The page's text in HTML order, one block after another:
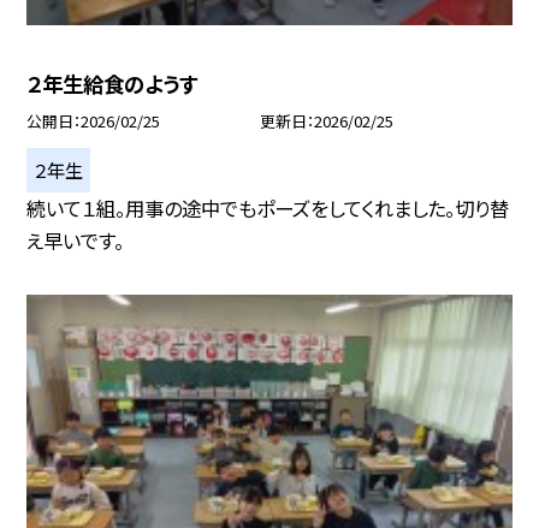
２年生給食のようす
公開日 2026/02/25 更新日 2026/02/25
２年生
続いて１組。用事の途中でもポーズをしてくれました。切り替
え早いです。